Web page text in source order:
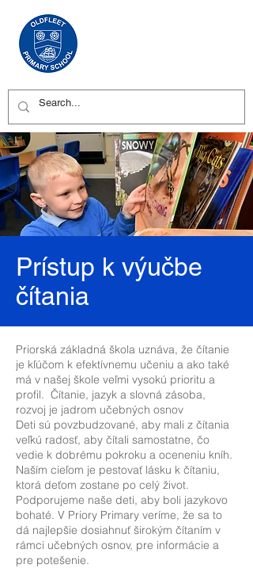
Prístup k výučbe
čítania
Priorská základná škola uznáva, že čítanie
je kľúčom k efektívnemu učeniu a ako také
má v našej škole veľmi vysokú prioritu a
profil. Čítanie, jazyk a slovná zásoba,
rozvoj je jadrom učebných osnov
Deti sú povzbudzované, aby mali z čítania
veľkú radosť, aby čítali samostatne, čo
vedie k dobrému pokroku a oceneniu kníh.
Naším cieľom je pestovať lásku k čítaniu,
ktorá deťom zostane po celý život.
Podporujeme naše deti, aby boli jazykovo
bohaté. V Priory Primary veríme, že sa to
dá najlepšie dosiahnuť širokým čítaním v
rámci učebných osnov, pre informácie a
pre potešenie.